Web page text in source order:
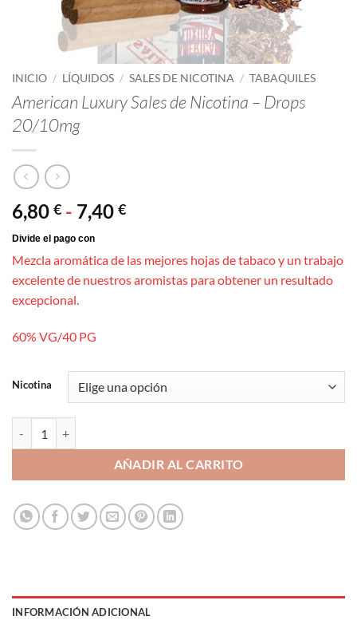
INICIO / LÍQUIDOS / SALES DE NICOTINA / TABAQUILES
American Luxury Sales de Nicotina – Drops
20/10mg
6,80 € - 7,40 €Rango
desde
6,80 €
Mezcla aromática de las mejores hojas de tabaco y un trabajo
excelente de nuestros aromistas para obtener un resultado
excepcional.
60% VG/40 PG
Nicotina
AÑADIR AL CARRITO
INFORMACIÓN ADICIONAL